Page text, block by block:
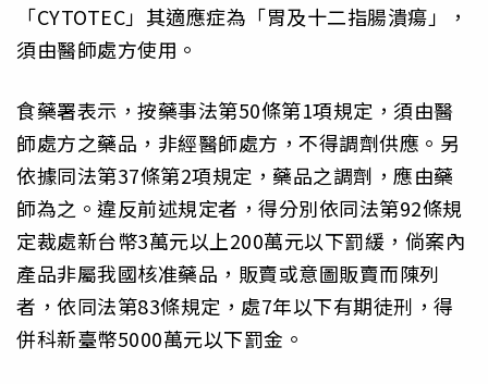
「CYTOTEC」其適應症為「胃及十二指腸潰瘍」，
須由醫師處方使用。
食藥署表示，按藥事法第50條第1項規定，須由醫
師處方之藥品，非經醫師處方，不得調劑供應。另
依據同法第37條第2項規定，藥品之調劑，應由藥
師為之。違反前述規定者，得分別依同法第92條規
定裁處新台幣3萬元以上200萬元以下罰緩，倘案內
產品非屬我國核准藥品，販賣或意圖販賣而陳列
者，依同法第83條規定，處7年以下有期徒刑，得
併科新臺幣5000萬元以下罰金。